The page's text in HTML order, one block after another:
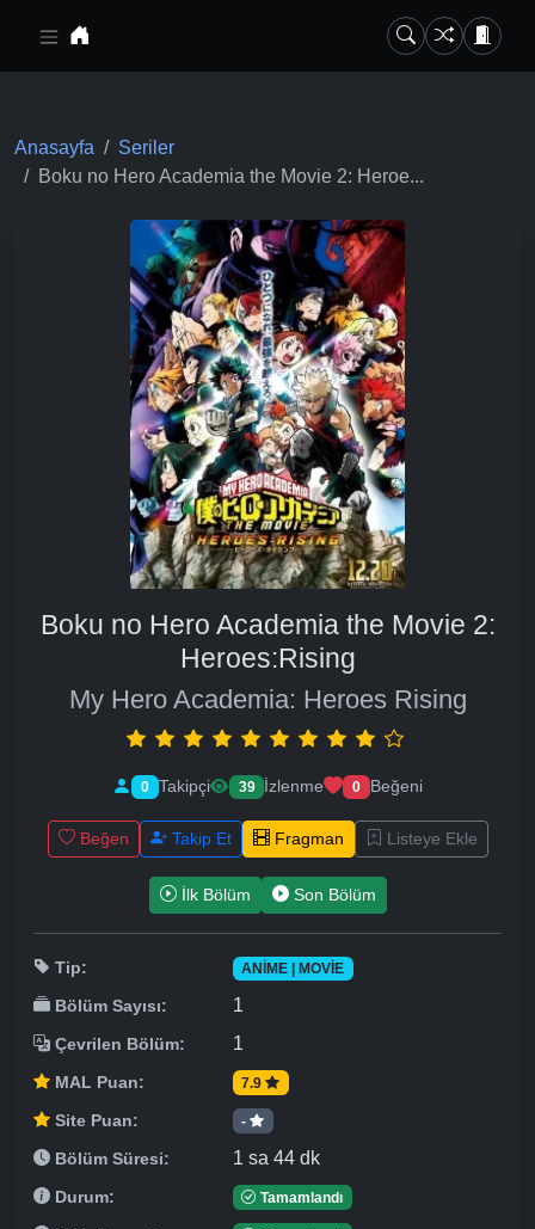
Anasayfa
Seriler
Boku no Hero Academia the Movie 2: Heroe...
Boku no Hero Academia the Movie 2:
Heroes:Rising
My Hero Academia: Heroes Rising
0 Takipçi 39 İzlenme 0 Beğeni
Beğen Takip Et Fragman Listeye Ekle
İlk Bölüm Son Bölüm
Tip: ANIME | MOVIE
Bölüm Sayısı: 1
Çevrilen Bölüm: 1
MAL Puan: 7.9
Site Puan: -
Bölüm Süresi: 1 sa 44 dk
Durum: Tamamlandı